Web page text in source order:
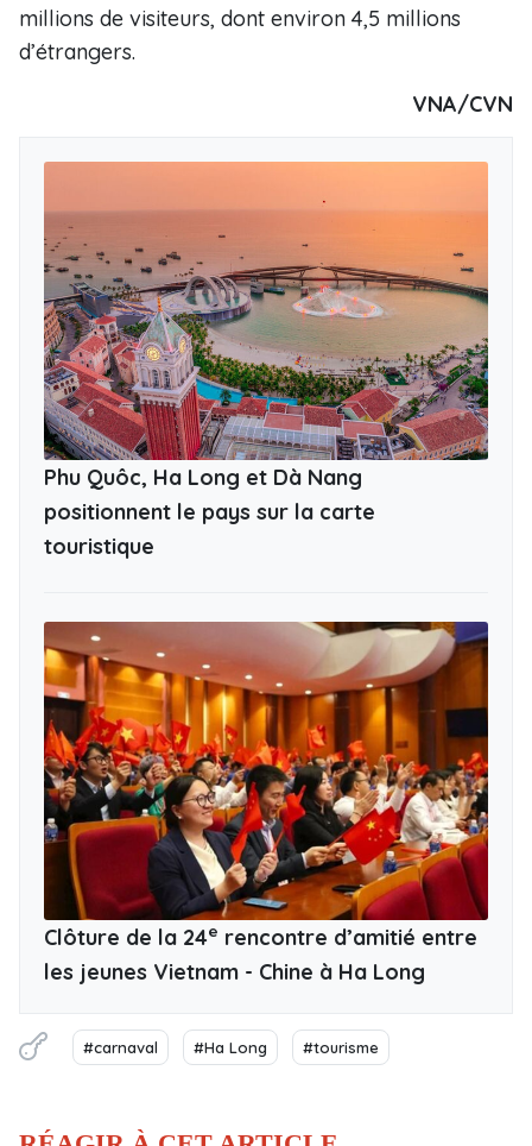
millions de visiteurs, dont environ 4,5 millions
d’étrangers.
VNA/CVN
Phu Quôc, Ha Long et Dà Nang
positionnent le pays sur la carte
touristique
Clôture de la 24e rencontre d’amitié entre
les jeunes Vietnam - Chine à Ha Long
#carnaval #Ha Long #tourisme